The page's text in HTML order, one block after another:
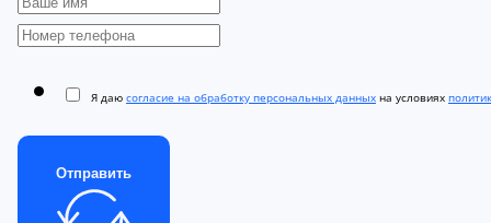
Я даю согласие на обработку персональных данных на условиях
Отправить